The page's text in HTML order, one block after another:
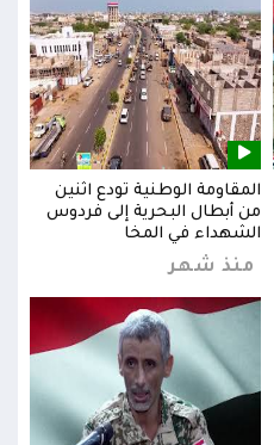
المقاومة الوطنية تودع اثنين
من أبطال البحرية إلى فردوس
الشهداء في المخا
منذ شهر